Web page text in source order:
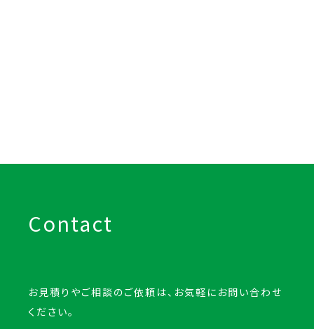
Contact
お見積りやご相談のご依頼は、お気軽にお問い合わせ
ください。